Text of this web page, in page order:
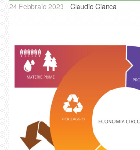
24 Febbraio 2023 Claudio Cianca